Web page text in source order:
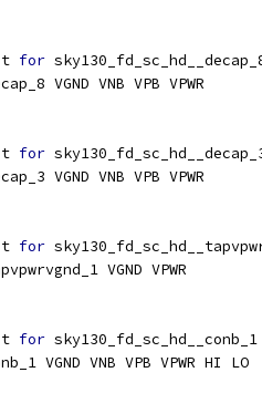
for
VGND VNB VPB VPWR
for
VGND VNB VPB VPWR
for
VGND VPWR
for sky130_fd_sc_hd__conb_1
VGND VNB VPB VPWR HI LO